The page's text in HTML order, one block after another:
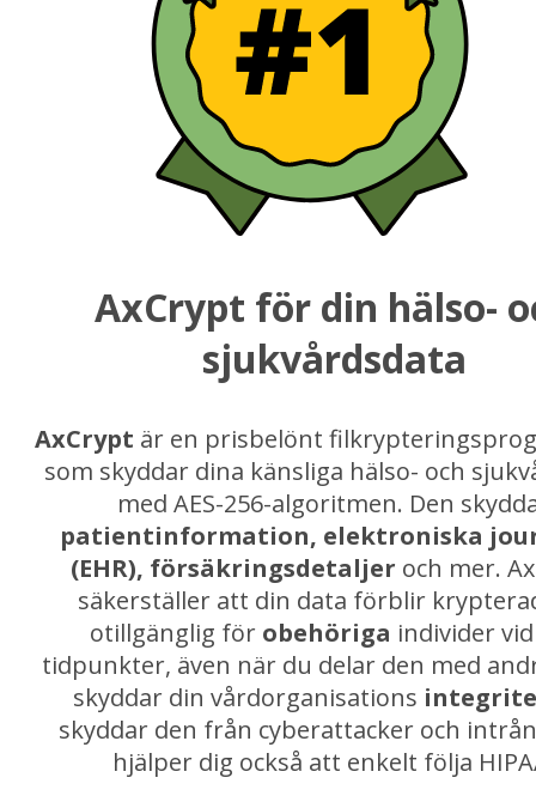
AxCrypt för din hälso-
sjukvårdsdata
AxCrypt är en prisbelönt
som skyddar dina känsliga hälso- och
med AES-256-algoritmen. Den
patientinformation, elektroniska
(EHR), försäkringsdetaljer och mer.
säkerställer att din data förblir
otillgänglig för obehöriga individer
tidpunkter, även när du delar den med
skyddar din vårdorganisations
skyddar den från cyberattacker och
hjälper dig också att enkelt följa